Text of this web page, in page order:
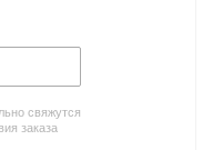
свяжутся
заказа